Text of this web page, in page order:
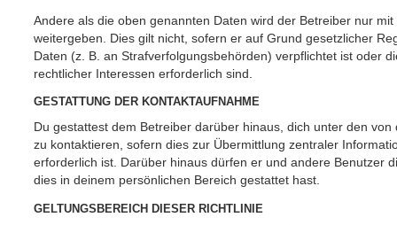
Andere als die oben genannten Daten wird der Betreiber nur
weitergeben. Dies gilt nicht, sofern er auf Grund gesetzlicher
Daten (z. B. an Strafverfolgungsbehörden) verpflichtet ist oder
rechtlicher Interessen erforderlich sind.
GESTATTUNG DER KONTAKTAUFNAHME
Du gestattest dem Betreiber darüber hinaus, dich unter den
zu kontaktieren, sofern dies zur Übermittlung zentraler
erforderlich ist. Darüber hinaus dürfen er und andere Benutzer
dies in deinem persönlichen Bereich gestattet hast.
GELTUNGSBEREICH DIESER RICHTLINIE